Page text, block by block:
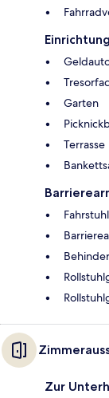
Garten
Terrasse
Fahrstuhl
Zur